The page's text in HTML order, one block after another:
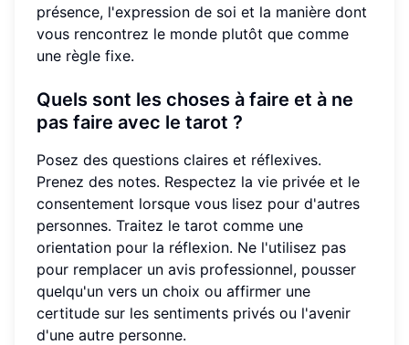
présence, l'expression de soi et la manière dont
vous rencontrez le monde plutôt que comme
une règle fixe.
Quels sont les choses à faire et à ne
pas faire avec le tarot ?
Posez des questions claires et réflexives.
Prenez des notes. Respectez la vie privée et le
consentement lorsque vous lisez pour d'autres
personnes. Traitez le tarot comme une
orientation pour la réflexion. Ne l'utilisez pas
pour remplacer un avis professionnel, pousser
quelqu'un vers un choix ou affirmer une
certitude sur les sentiments privés ou l'avenir
d'une autre personne.